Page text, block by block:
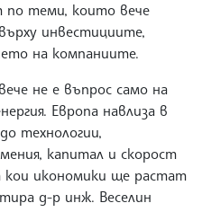
по теми, които вече
инвестициите,
на компаниите.
не е въпрос само на
Европа навлиза в
технологии,
капитал и скорост
кои икономики ще растат
д-р инж. Веселин